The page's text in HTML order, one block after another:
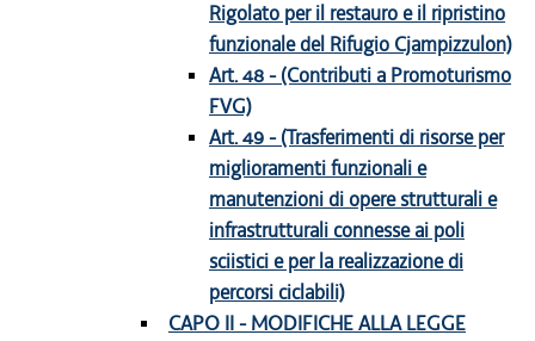
Rigolato per il restauro e il ripristino
funzionale del Rifugio Cjampizzulon)
Art. 48 - (Contributi a Promoturismo
FVG)
Art. 49 - (Trasferimenti di risorse per
miglioramenti funzionali e
manutenzioni di opere strutturali e
infrastrutturali connesse ai poli
sciistici e per la realizzazione di
percorsi ciclabili)
CAPO II - MODIFICHE ALLA LEGGE